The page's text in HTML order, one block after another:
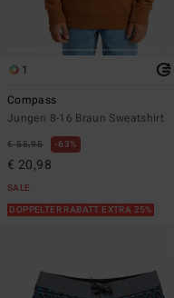
1
Compass
Jungen 8-16 Braun Sweatshirt
€ 55,95 63%
€ 20,98
SALE
DOPPELTER RABATT EXTRA 25%